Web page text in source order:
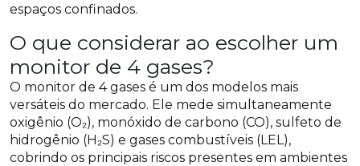
espaços confinados.
O que considerar ao escolher um
monitor de 4 gases?
O monitor de 4 gases é um dos modelos mais
versáteis do mercado. Ele mede simultaneamente
oxigênio (O₂), monóxido de carbono (CO), sulfeto de
hidrogênio (H₂S) e gases combustíveis (LEL),
cobrindo os principais riscos presentes em ambientes